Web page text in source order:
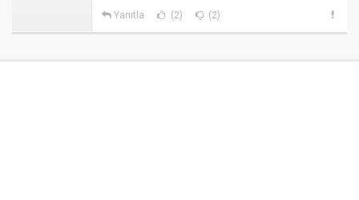
Yanıtla (2) (2)